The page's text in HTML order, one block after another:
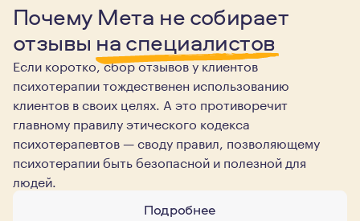
Почему Мета не собирает
отзывы на специалистов
Если коротко, сбор отзывов у клиентов
психотерапии тождественен использованию
клиентов в своих целях. А это противоречит
главному правилу этического кодекса
психотерапевтов — своду правил, позволяющему
психотерапии быть безопасной и полезной для
людей.
Подробнее